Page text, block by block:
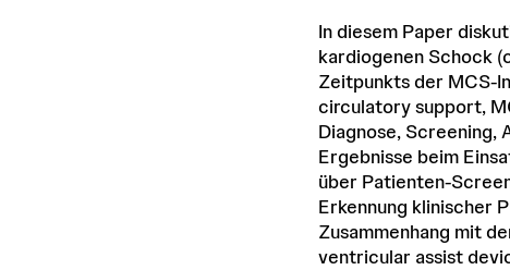
In diesem Paper
kardiogenen Schock
Zeitpunkts der MCS-
circulatory support,
Diagnose, Screening,
Ergebnisse beim
über Patienten-
Erkennung klinischer
Zusammenhang mit
ventricular assist